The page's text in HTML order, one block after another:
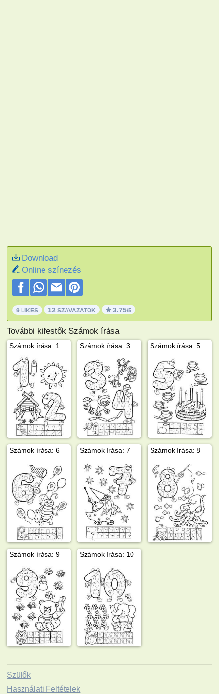
Download
Online színezés
9 LIKES 12 SZAVAZATOK 3.75/5
További kifestők Számok írása
Számok írása: 5
Számok írása: 6 Számok írása: 7 Számok írása: 8
Számok írása: 9 Számok írása: 10
Szülők
Használati Feltételek